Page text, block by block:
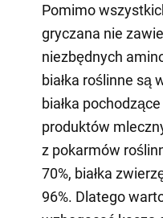
Pomimo
gryczana nie
niezbędnych
białka roślinne są
białka
produktów
z pokarmów
70%, białka
96%. Dlatego